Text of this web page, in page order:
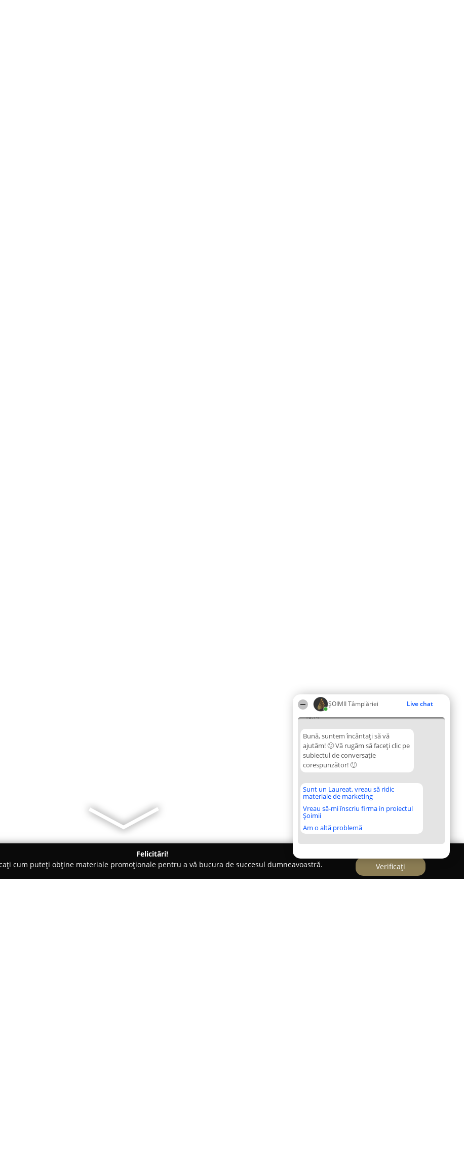
ȘOIMII Tâmplăriei Live chat
18:14
Bună, suntem încântați să vă
ajutăm! 🙂 Vă rugăm să faceți clic pe
subiectul de conversație
corespunzător! 🙂
Sunt un Laureat, vreau să ridic
materiale de marketing
Vreau să-mi înscriu firma in proiectul
Șoimii
Am o altă problemă
Felicitări!
cum puteți obține materiale promoționale pentru a vă bucura de succesul dumneavoastră.
Verificați